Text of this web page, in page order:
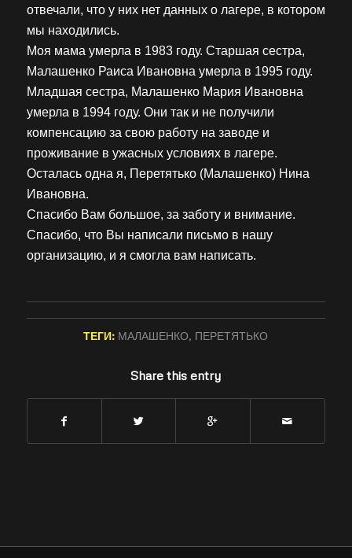
отвечали, что у них нет данных о лагере, в котором
мы находились.
Моя мама умерла в 1983 году. Старшая сестра,
Малашенко Раиса Ивановна умерла в 1995 году.
Младшая сестра, Малашенко Мария Ивановна
умерла в 1994 году. Они так и не получили
компенсацию за свою работу на заводе и
проживание в ужасных условиях в лагере.
Осталась одна я, Перетятько (Малашенко) Нина
Ивановна.
Спасибо Вам большое, за заботу и внимание.
Спасибо, что Вы написали письмо в нашу
организацию, и я смогла вам написать.
ТЕГИ: МАЛАШЕНКО, ПЕРЕТЯТЬКО
Share this entry